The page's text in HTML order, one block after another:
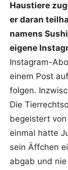
Haustiere
er daran
namens
eigene
Instagram-
einem Post
folgen.
Die
begeistert
einmal hatte
sein Äffchen
abgab und